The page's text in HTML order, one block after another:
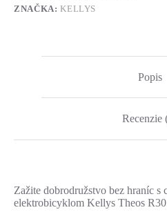
ZNAČKA:KELLYS
Popis
Recenzie
Zažite dobrodružstvo bez hraníc s
elektrobicyklom Kellys Theos